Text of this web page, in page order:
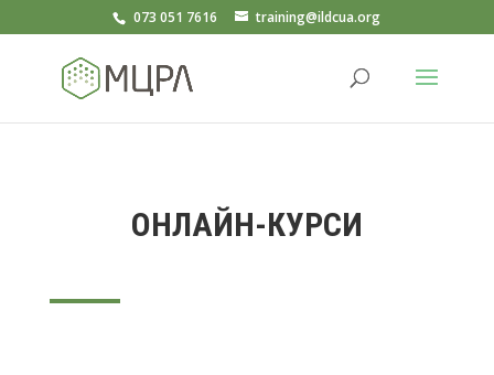
073 051 7616 training@ildcua.org
ОНЛАЙН-КУРСИ